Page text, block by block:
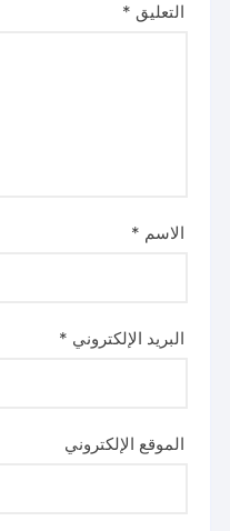
التعليق *
الاسم *
البريد الإلكتروني *
الموقع الإلكتروني